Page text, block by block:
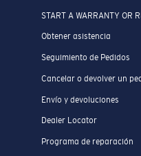
START A WARRANTY OR
Obtener asistencia
Seguimiento de Pedidos
Cancelar o devolver un
Envío y devoluciones
Dealer Locator
Programa de reparación